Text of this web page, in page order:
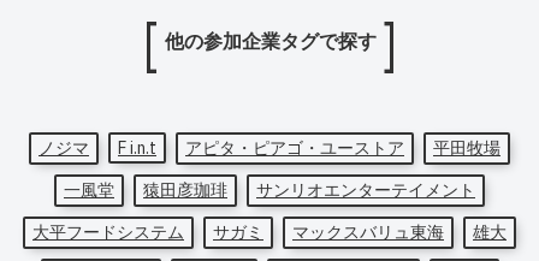
他の参加企業タグで探す
ノジマ F i.n.t アピタ・ピアゴ・ユーストア
平田牧場
一風堂
猿田彦珈琲
サンリオエンターテイメント
大平フードシステム
サガミ マックスバリュ東海
雄大